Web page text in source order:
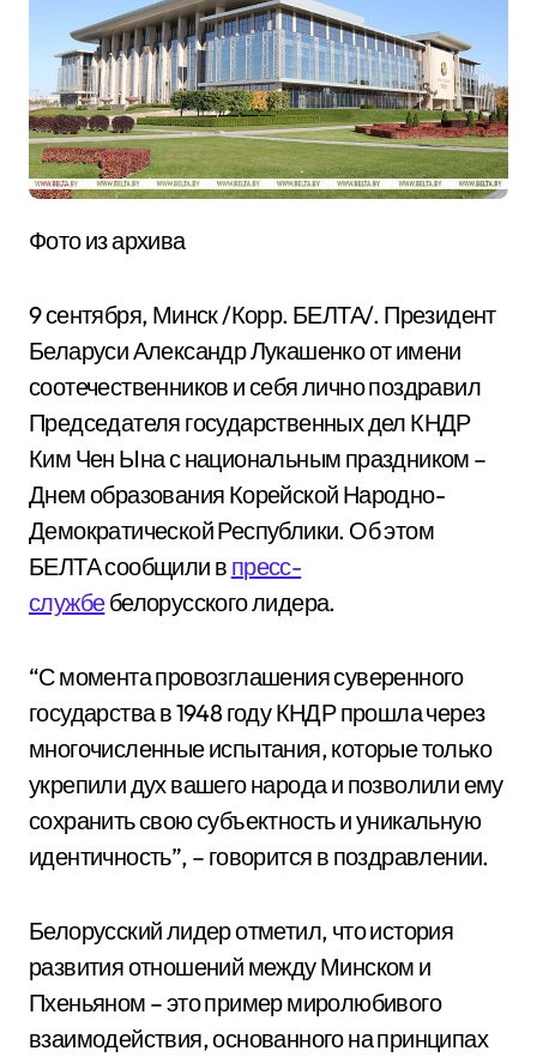
Фото из архива
9 сентября, Минск /Корр. БЕЛТА/. Президент
Беларуси Александр Лукашенко от имени
соотечественников и себя лично поздравил
Председателя государственных дел КНДР
Ким Чен Ына с национальным праздником –
Днем образования Корейской Народно-
Демократической Республики. Об этом
БЕЛТА сообщили в пресс-
службебелорусского лидера.
“С момента провозглашения суверенного
государства в 1948 году КНДР прошла через
многочисленные испытания, которые только
укрепили дух вашего народа и позволили ему
сохранить свою субъектность и уникальную
идентичность”, – говорится в поздравлении.
Белорусский лидер отметил, что история
развития отношений между Минском и
Пхеньяном – это пример миролюбивого
взаимодействия, основанного на принципах